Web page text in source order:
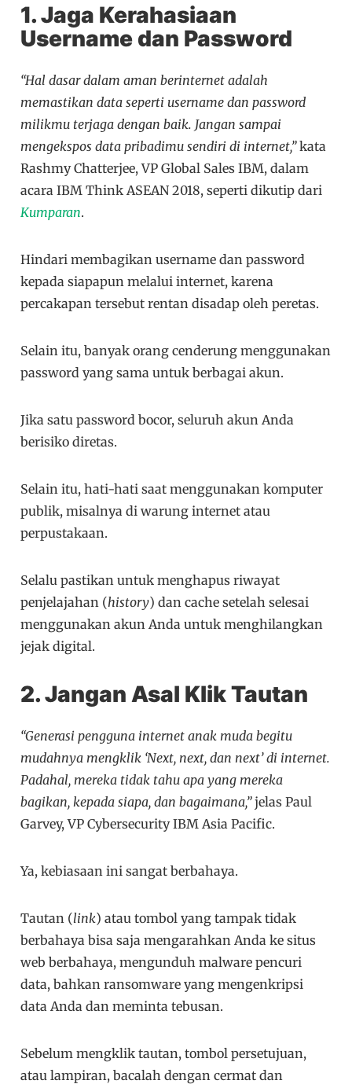
1. Jaga Kerahasiaan
Username dan Password
“Hal dasar dalam aman berinternet adalah
memastikan data seperti username dan password
milikmu terjaga dengan baik. Jangan sampai
mengekspos data pribadimu sendiri di internet,”kata
Rashmy Chatterjee,VP Global Sales IBM, dalam
acara IBM Think ASEAN 2018, seperti dikutip dari
Kumparan.
Hindari membagikan username dan password
kepada siapapun melalui internet, karena
percakapan tersebut rentan disadap oleh peretas.
Selain itu, banyak orang cenderung menggunakan
password yang sama untuk berbagai akun.
Jika satu password bocor, seluruh akun Anda
berisiko diretas.
Selain itu, hati-hati saat menggunakan komputer
publik, misalnya di warung internet atau
perpustakaan.
Selalu pastikan untuk menghapus riwayat
penjelajahan (history) dan cache setelah selesai
menggunakan akun Anda untuk menghilangkan
jejak digital.
2. Jangan Asal Klik Tautan
“Generasi pengguna internet anak muda begitu
mudahnya mengklik ‘Next, next, dan next’ di internet.
Padahal, mereka tidak tahu apa yang mereka
bagikan, kepada siapa, dan bagaimana,”jelas Paul
Garvey, VP Cybersecurity IBM Asia Pacific.
Ya, kebiasaan ini sangat berbahaya.
Tautan (link) atau tombol yang tampak tidak
berbahaya bisa saja mengarahkan Anda ke situs
web berbahaya, mengunduh malware pencuri
data, bahkan ransomware yang mengenkripsi
data Anda dan meminta tebusan.
Sebelum mengklik tautan, tombol persetujuan,
atau lampiran, bacalah dengan cermat dan